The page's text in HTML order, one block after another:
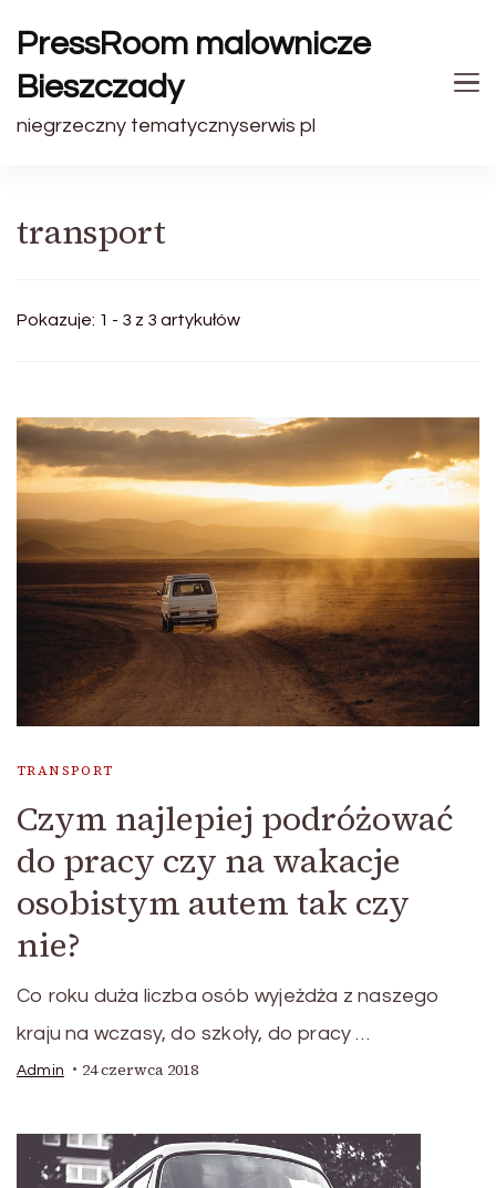
PressRoom malownicze
Bieszczady
niegrzeczny tematycznyserwis pl
transport
Pokazuje: 1 - 3 z 3 artykułów
TRANSPORT
Czym najlepiej podróżować
do pracy czy na wakacje
osobistym autem tak czy
nie?
Co roku duża liczba osób wyjeżdża z naszego
kraju na wczasy, do szkoły, do pracy …
Admin 24 czerwca 2018